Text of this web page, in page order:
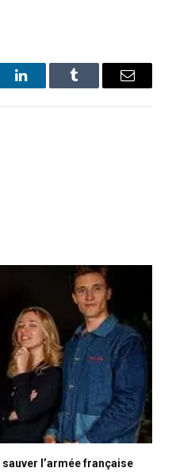
LinkedInTumblr Email
l’armée française